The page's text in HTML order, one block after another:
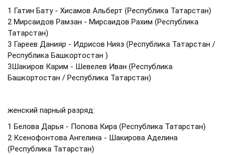
1 Гатин Бату - Хисамов Альберт (Республика Татарстан)
2 Мирсаидов Рамзан - Мирсаидов Рахим (Республика
Татарстан)
3 Гареев Данияр - Идрисов Нияз (Республика Татарстан /
Республика Башкортостан )
3Шакиров Карим - Шевелев Иван (Республика
Башкортостан / Республика Татарстан)
женский парный разряд:
1 Белова Дарья - Попова Кира (Республика Татарстан)
2 Ксенофонтова Ангелина - Шакирова Аделина
(Республика Татарстан)